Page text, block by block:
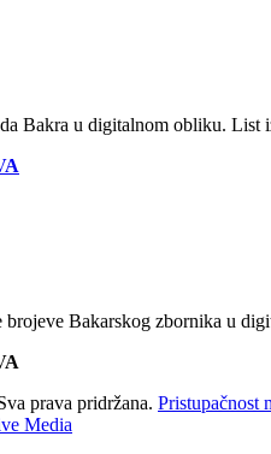
Bakra u digitalnom obliku. List
brojeve Bakarskog zbornika u
prava pridržana. Pristupačnost
Media